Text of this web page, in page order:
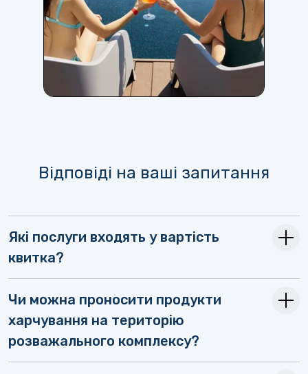
Відповіді на ваші запитання
Які послуги входять у вартість
квитка?
Чи можна проносити продукти
харчування на територію
розважального комплексу?